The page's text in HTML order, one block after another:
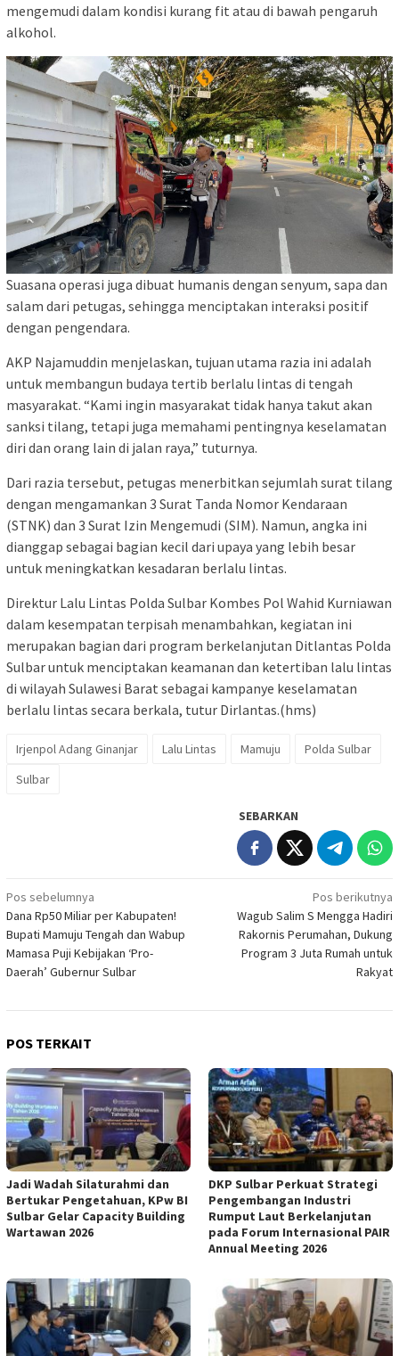
mengemudi dalam kondisi kurang fit atau di bawah pengaruh
alkohol.
Suasana operasi juga dibuat humanis dengan senyum, sapa dan
salam dari petugas, sehingga menciptakan interaksi positif
dengan pengendara.
AKP Najamuddin menjelaskan, tujuan utama razia ini adalah
untuk membangun budaya tertib berlalu lintas di tengah
masyarakat. “Kami ingin masyarakat tidak hanya takut akan
sanksi tilang, tetapi juga memahami pentingnya keselamatan
diri dan orang lain di jalan raya,” tuturnya.
Dari razia tersebut, petugas menerbitkan sejumlah surat tilang
dengan mengamankan 3 Surat Tanda Nomor Kendaraan
(STNK) dan 3 Surat Izin Mengemudi (SIM). Namun, angka ini
dianggap sebagai bagian kecil dari upaya yang lebih besar
untuk meningkatkan kesadaran berlalu lintas.
Direktur Lalu Lintas Polda Sulbar Kombes Pol Wahid Kurniawan
dalam kesempatan terpisah menambahkan, kegiatan ini
merupakan bagian dari program berkelanjutan Ditlantas Polda
Sulbar untuk menciptakan keamanan dan ketertiban lalu lintas
di wilayah Sulawesi Barat sebagai kampanye keselamatan
berlalu lintas secara berkala, tutur Dirlantas.(hms)
Irjenpol Adang Ginanjar Lalu Lintas Mamuju
Polda Sulbar
Sulbar
SEBARKAN
Navigasi
pos
Pos sebelumnya
Dana Rp50 Miliar per Kabupaten!
Bupati Mamuju Tengah dan Wabup
Mamasa Puji Kebijakan ‘Pro-
Daerah’ Gubernur Sulbar
Pos berikutnya
Wagub Salim S Mengga Hadiri
Rakornis Perumahan, Dukung
Program 3 Juta Rumah untuk
Rakyat
POS TERKAIT
Jadi Wadah Silaturahmi dan
Bertukar Pengetahuan, KPw BI
Sulbar Gelar Capacity Building
Wartawan 2026
DKP Sulbar Perkuat Strategi
Pengembangan Industri
Rumput Laut Berkelanjutan
pada Forum Internasional PAIR
Annual Meeting 2026